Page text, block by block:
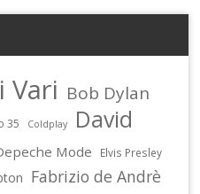
Vari Bob Dylan
35 Coldplay
David
Mode Elvis Presley
Fabrizio de Andrè